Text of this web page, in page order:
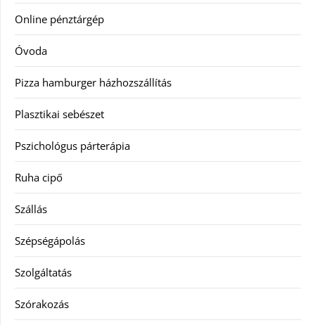
Online pénztárgép
Óvoda
Pizza hamburger házhozszállítás
Plasztikai sebészet
Pszichológus párterápia
Ruha cipő
Szállás
Szépségápolás
Szolgáltatás
Szórakozás